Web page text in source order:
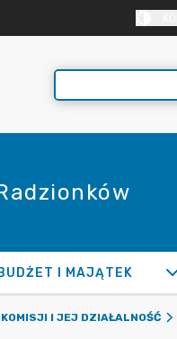
I MAJĄTEK
I JEJ DZIAŁALNOŚĆ